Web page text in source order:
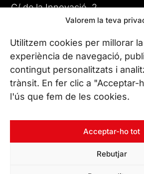
Valorem la teva
Utilitzem cookies per millorar
experiència de navegació,
contingut personalitzats i
trànsit. En fer clic a "Acceptar-
l'ús que fem de les cookies.
Acceptar-ho tot
Rebutjar
C/ de la Innovació, 2
08225 Terrassa, (Barcelona)
All our offices
CONTACT US
Phone. (+34) 937 882 300